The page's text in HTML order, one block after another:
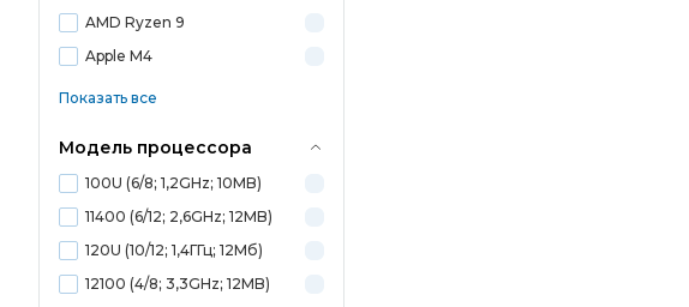
AMD Ryzen 9
Apple M4
Показать все
Модель процессора
100U (6/8; 1,2GHz; 10MB)
11400 (6/12; 2,6GHz; 12MB)
120U (10/12; 1,4ГГц; 12Мб)
12100 (4/8; 3,3GHz; 12MB)